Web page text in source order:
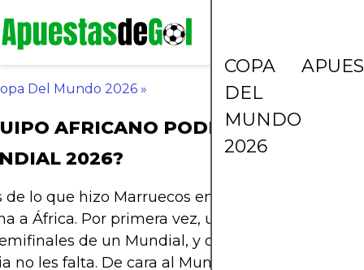
COPA
DEL
MUNDO
2026
Del Mundo 2026 »
AFRICANO PODRÍA
2026?
de lo que hizo Marruecos en Qatar 2022, el
a África. Por primera vez, un equipo del
de un Mundial, y dejó claro que
no les falta. De cara al Mundial 2026, con más